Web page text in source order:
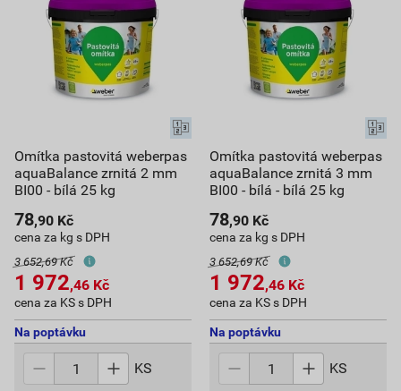
Omítka pastovitá weberpas
aquaBalance zrnitá 2 mm
BI00 - bílá 25 kg
78,90 Kč
cena za kg s DPH
3 652,69 Kč
1 972,46 Kč
cena za KS s DPH
Na poptávku
KS
Omítka pastovitá weberpas
aquaBalance zrnitá 3 mm
BI00 - bílá - bílá 25 kg
78,90 Kč
cena za kg s DPH
3 652,69 Kč
1 972,46 Kč
cena za KS s DPH
Na poptávku
KS